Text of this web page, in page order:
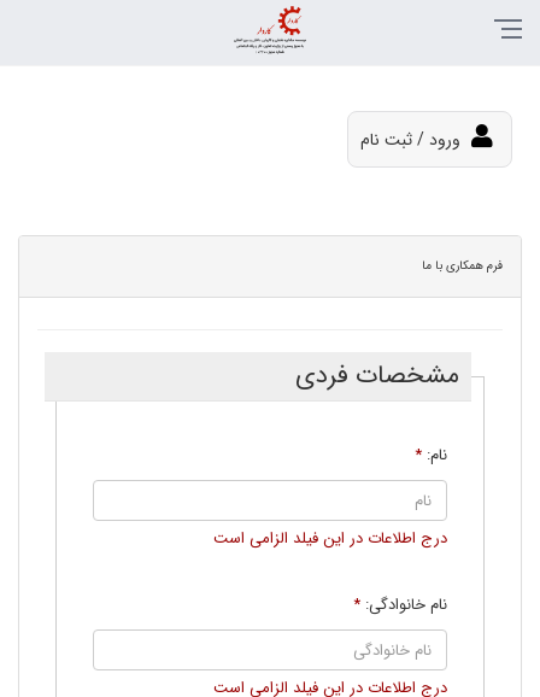
ورود / ثبت نام
فرم همکاری با ما
مشخصات فردی
نام: *
درج اطلاعات در اين فيلد الزامی است
نام خانوادگی: *
درج اطلاعات در اين فيلد الزامی است